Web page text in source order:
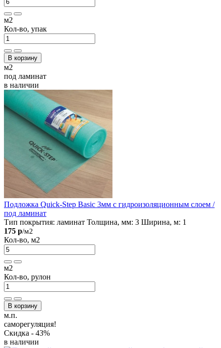
м2
Кол-во, упак
В корзину
м2
под ламинат
в наличии
Подложка Quick-Step Basic 3мм с гидроизоляционным слоем /
под ламинат
Тип покрытия: ламинат Толщина, мм: 3 Ширина, м: 1
175 р/м2
Кол-во, м2
м2
Кол-во, рулон
В корзину
м.п.
саморегуляция!
Скидка - 43%
в наличии